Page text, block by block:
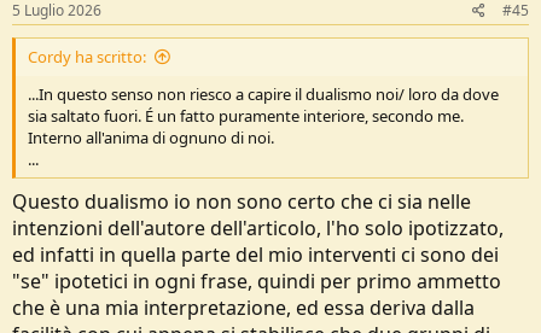
:
5 Luglio 2026 #45
Cordy ha scritto:
...In questo senso non riesco a capire il dualismo noi/ loro da dove
sia saltato fuori. É un fatto puramente interiore, secondo me.
Interno all'anima di ognuno di noi.
...
Questo dualismo io non sono certo che ci sia nelle
intenzioni dell'autore dell'articolo, l'ho solo ipotizzato,
ed infatti in quella parte del mio interventi ci sono dei
"se" ipotetici in ogni frase, quindi per primo ammetto
che è una mia interpretazione, ed essa deriva dalla